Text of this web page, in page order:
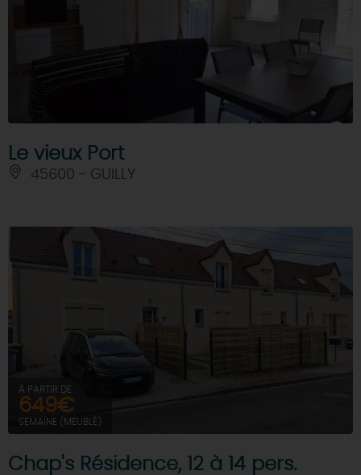
CE WEEK-END
Le vieux Port
45600 - GUILLY
À PARTIR DE
649€
SEMAINE (MEUBLÉ)
Chap's Résidence, 12 à 14 pers.